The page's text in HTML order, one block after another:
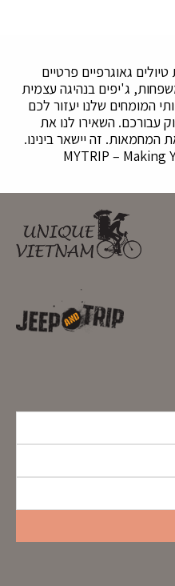
גאוגרפיים פרטיים
ג'יפים בנהיגה עצמית
המומחים שלנו יעזור לכם
עבורכם. השאירו לנו את
זה יישאר בינינו.
MYTRIP – Making